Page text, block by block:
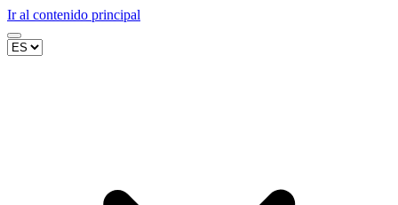
Ir al contenido principal